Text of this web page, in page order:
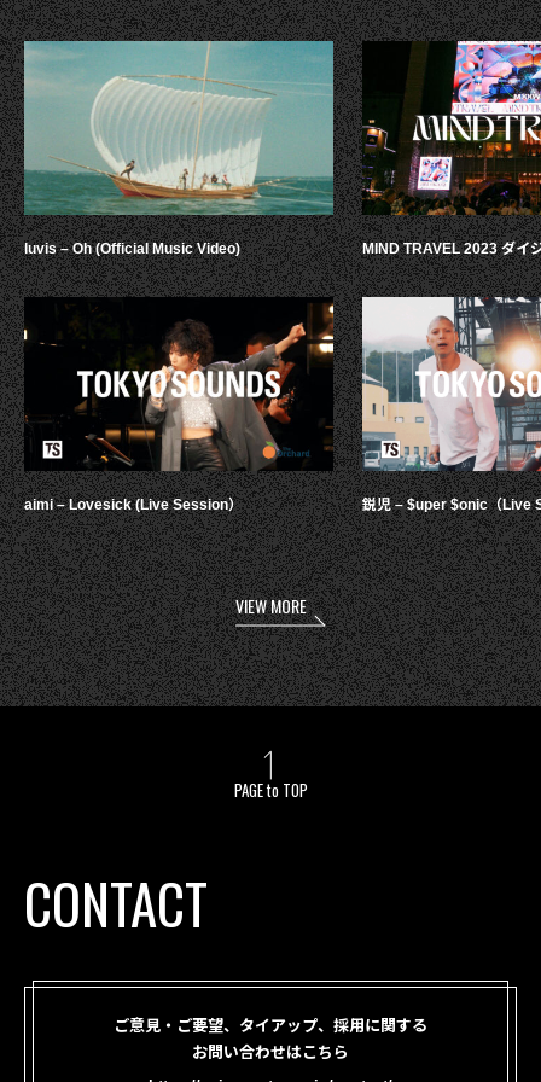
luvis – Oh (Official Music Video)
aimi – Lovesick (Live Session）
MIND TRAVEL 2023 ダイ
鋭児 – $uper $onic（Live
VIEW MORE
PAGE to TOP
CONTACT
ご意見・ご要望、タイアップ、採用に関する
お問い合わせはこちら